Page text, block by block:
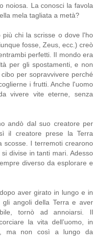
noiosa. La conosci la favola
mela tagliata a metà?
chi la scrisse o dove l'ho
fosse, Zeus, ecc.) creò
perfetti. Il mondo era
per gli spostamenti, e non
per sopravvivere perché
i frutti. Anche l'uomo
vivere vite eterne, senza
andò dal suo creatore per
il creatore prese la Terra
scosse. I terremoti crearono
divise in tanti mari. Adesso
diverso da esplorare e
aver girato in lungo e in
angoli della Terra e aver
tornò ad annoiarsi. Il
la vita dell’uomo, in
ma non così a lungo da